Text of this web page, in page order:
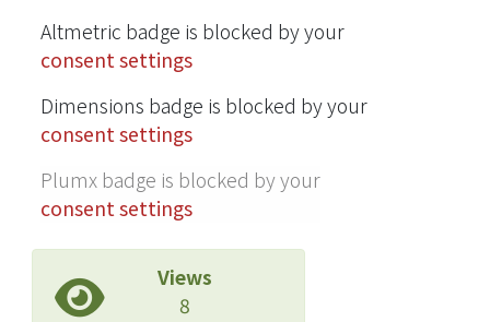
Altmetric badge is blocked by your
consent settings
Dimensions badge is blocked by your
consent settings
Plumx badge is blocked by your
consent settings
Views
8